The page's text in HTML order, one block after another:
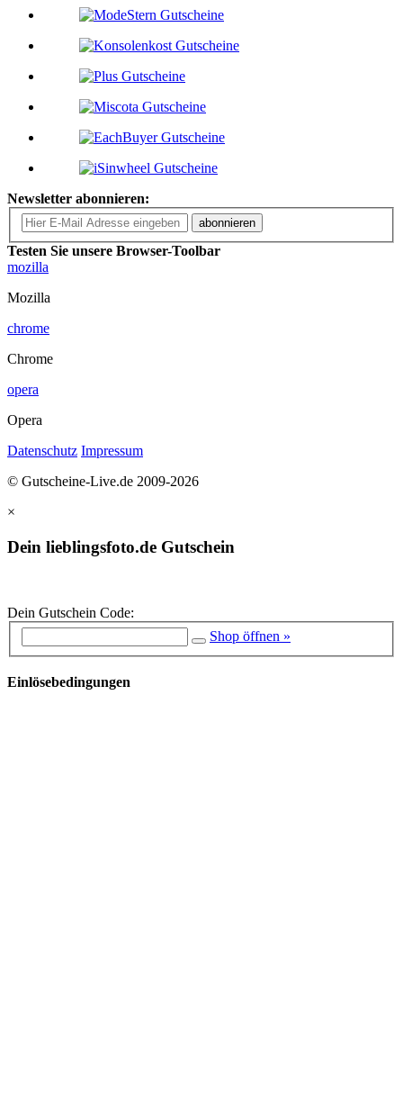
Newsletter abonnieren:
abonnieren
Testen Sie unsere Browser-Toolbar
mozilla
Mozilla
chrome
Chrome
opera
Opera
Datenschutz Impressum
© Gutscheine-Live.de 2009-2026
×
Dein lieblingsfoto.de Gutschein
Dein Gutschein Code:
Shop öffnen »
Einlösebedingungen